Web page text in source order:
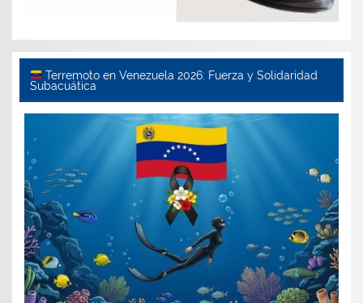
Terremoto en Venezuela 2026: Fuerza y Solidaridad
Subacuática